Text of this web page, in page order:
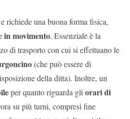
e richiede una buona forma fisica,
in movimento. Essenziale è la
di trasporto con cui si effettuano le
(che può essere di
della ditta). Inoltre, un
per quanto riguarda gli orari di
su più turni, compresi fine